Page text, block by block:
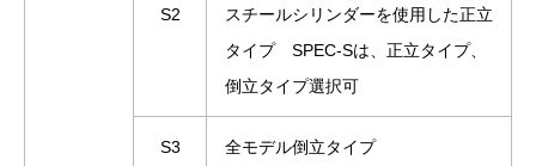
S2
スチールシリンダーを使用した正立
タイプ SPEC-Sは、正立タイプ、
倒立タイプ選択可
S3 全モデル倒立タイプ